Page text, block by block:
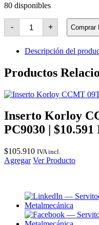
80 disponibles
-
Inserto
Korloy
APKT
1604PDSR
MM
cantidad
+ Comprar
Descripción del
Productos
Inserto Korloy
PC9030 |
$105.910 IVA incl.
Agregar Ver Producto